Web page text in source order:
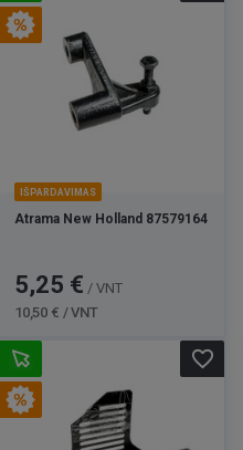
IŠPARDAVIMAS
Atrama New Holland 87579164
Kaina
5,25 € / VNT
10,50 € / VNT
favorite_border